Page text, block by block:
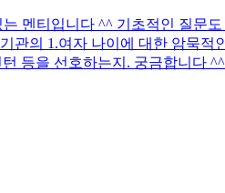
멘티입니다 ^^ 기초적인 질문
관의 1.여자 나이에 대한 암묵
등을 선호하는지. 궁금합니다